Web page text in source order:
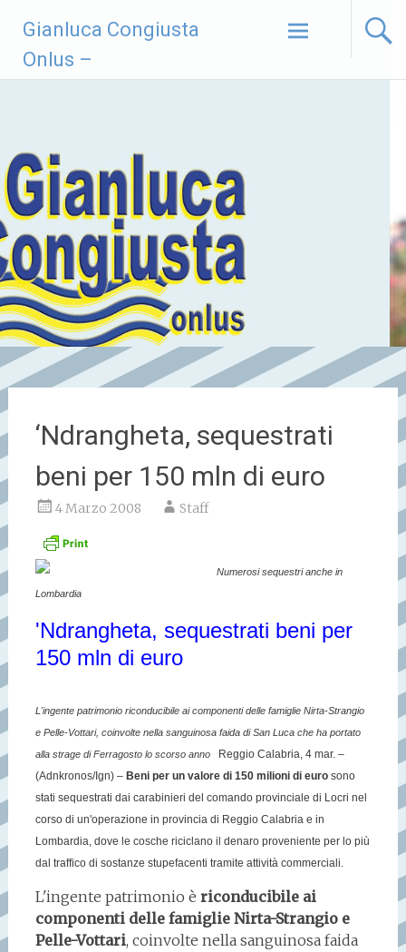
contenuto
Gianluca Congiusta
Onlus –
‘Ndrangheta, sequestrati
beni per 150 mln di euro
4 Marzo 2008 Staff
Numerosi sequestri anche in
Lombardia
'Ndrangheta, sequestrati beni per
150 mln di euro
L'ingente patrimonio riconducibile ai componenti delle famiglie Nirta-Strangio
e Pelle-Vottari, coinvolte nella sanguinosa faida di San Luca che ha portato
alla strage di Ferragosto lo scorso anno
Reggio Calabria, 4 mar. –
(Adnkronos/Ign) – Beni per un valore di 150 milioni di euro sono
stati sequestrati dai carabinieri del comando provinciale di Locri nel
corso di un'operazione in provincia di Reggio Calabria e in
Lombardia, dove le cosche riciclano il denaro proveniente per lo più
dal traffico di sostanze stupefacenti tramite attività commerciali.
L'ingente patrimonio è riconducibile ai
componenti delle famiglie Nirta-Strangio e
Pelle-Vottari, coinvolte nella sanguinosa faida